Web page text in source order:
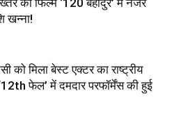
खन्ना!
को मिला बेस्ट एक्टर का राष्ट्रीय
फेल’ में दमदार परफॉर्मेंस की हुई